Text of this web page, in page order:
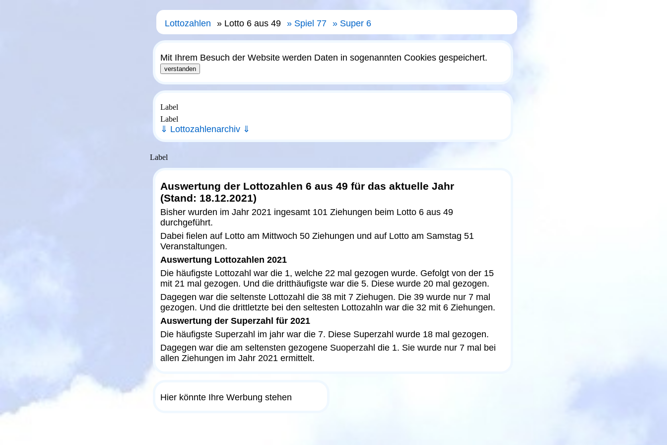
Lottozahlen Lotto 6 aus 49 Spiel 77 Super 6
Mit Ihrem Besuch der Website werden Daten in sogenannten Cookies gespeichert.
Label
Label
⇓ Lottozahlenarchiv ⇓
Label
Auswertung der Lottozahlen 6 aus 49 für das aktuelle Jahr
(Stand: 18.12.2021)
Bisher wurden im Jahr 2021 ingesamt 101 Ziehungen beim Lotto 6 aus 49
durchgeführt.
Dabei fielen auf Lotto am Mittwoch 50 Ziehungen und auf Lotto am Samstag 51
Veranstaltungen.
Auswertung Lottozahlen 2021
Die häufigste Lottozahl war die 1, welche 22 mal gezogen wurde. Gefolgt von der 15
mit 21 mal gezogen. Und die dritthäufigste war die 5. Diese wurde 20 mal gezogen.
Dagegen war die seltenste Lottozahl die 38 mit 7 Ziehugen. Die 39 wurde nur 7 mal
gezogen. Und die drittletzte bei den seltesten Lottozahln war die 32 mit 6 Ziehungen.
Auswertung der Superzahl für 2021
Die häufigste Superzahl im jahr war die 7. Diese Superzahl wurde 18 mal gezogen.
Dagegen war die am seltensten gezogene Suoperzahl die 1. Sie wurde nur 7 mal bei
allen Ziehungen im Jahr 2021 ermittelt.
Hier könnte Ihre Werbung stehen